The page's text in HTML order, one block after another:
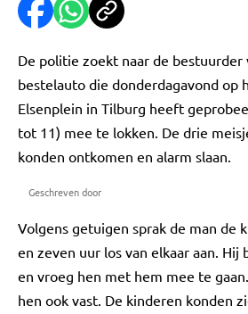
De politie zoekt naar de bestuurder
bestelauto die donderdagavond op
Elsenplein in Tilburg heeft
tot 11) mee te lokken. De drie
konden ontkomen en alarm slaan.
Geschreven door
Volgens getuigen sprak de man de
en zeven uur los van elkaar aan. Hij
en vroeg hen met hem mee te
hen ook vast. De kinderen konden